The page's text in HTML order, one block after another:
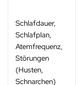
Schlafdauer,
Schlafplan,
Atemfrequenz,
Störungen
(Husten,
Schnarchen)